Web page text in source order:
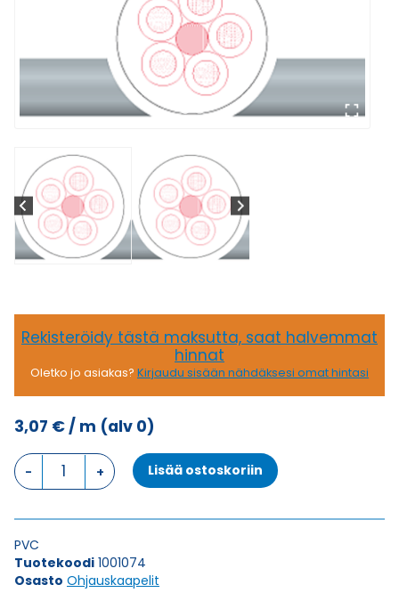
Rekisteröidy tästä maksutta, saat halvemmat
hinnat
Oletko jo asiakas? Kirjaudu sisään nähdäksesi omat hintasi
3,07 €/ m (alv 0)
Ohjauskaapeli
ÖPVC-
5X1
Lisää ostoskoriin
PVC
Tuotekoodi 1001074
Osasto Ohjauskaapelit